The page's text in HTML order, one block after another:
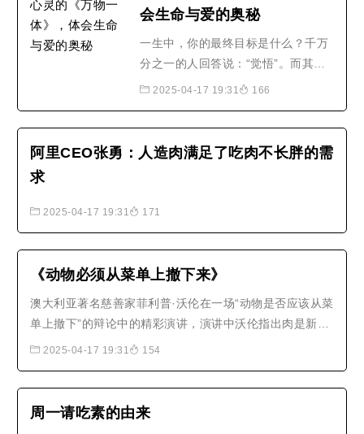
会生命与爱的奥秘
一生中，你的最终目标是什么？千万
分之一的人回答说：“觉悟”。而其他
人，则答以成功、财富、权力等。影
的生存意义、谋求与他人和谐相处之
贵/贫穷、黑/白、同性恋/..
2025-04-17 19:31 166
阿里CEO张勇：人造肉满足了吃肉不长胖的需
求
2025-04-17 19:31 171
《动物必须从菜单上撤下来》
澳大利亚著名慈善家菲利普·沃伦在一场“动物是否应该从菜
单上撤下”的辩论中的精彩演讲，演讲中沃伦指出肉是新的
石棉，比烟草的害处更多；并且由于人类不停的捕杀鱼
那些没有发言权的众生。..
2025-04-17 19:31 154
周一请吃素的由来